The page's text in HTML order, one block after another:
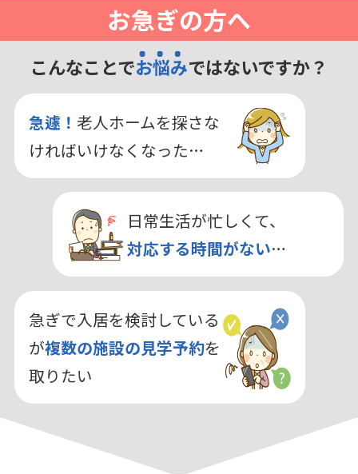
お急ぎの方へ
こんなことでお悩みではないですか？
急遽！ 老人ホームを探さな
ければいけなくなった…
日常生活が忙しくて、
対応する時間がない…
急ぎで入居を検討している
が複数の施設の見学予約を
取りたい